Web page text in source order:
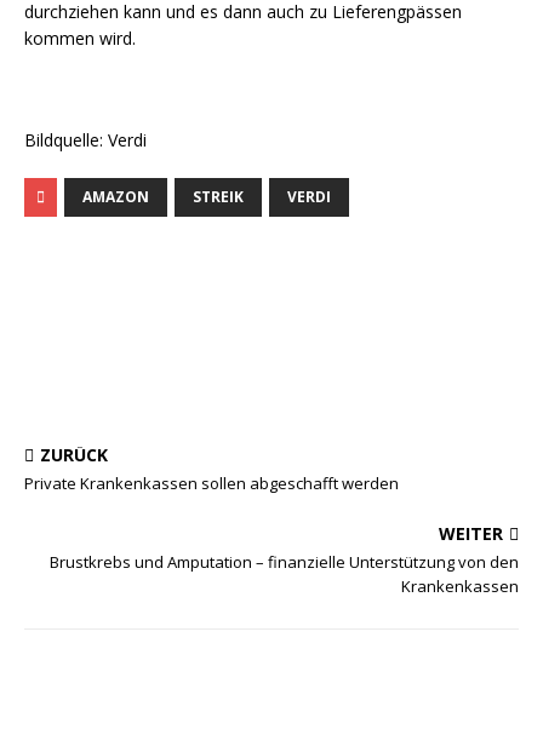
durchziehen kann und es dann auch zu Lieferengpässen
kommen wird.
Bildquelle: Verdi
AMAZON STREIK VERDI
ZURÜCK
Private Krankenkassen sollen abgeschafft werden
WEITER
Brustkrebs und Amputation – finanzielle Unterstützung von den
Krankenkassen